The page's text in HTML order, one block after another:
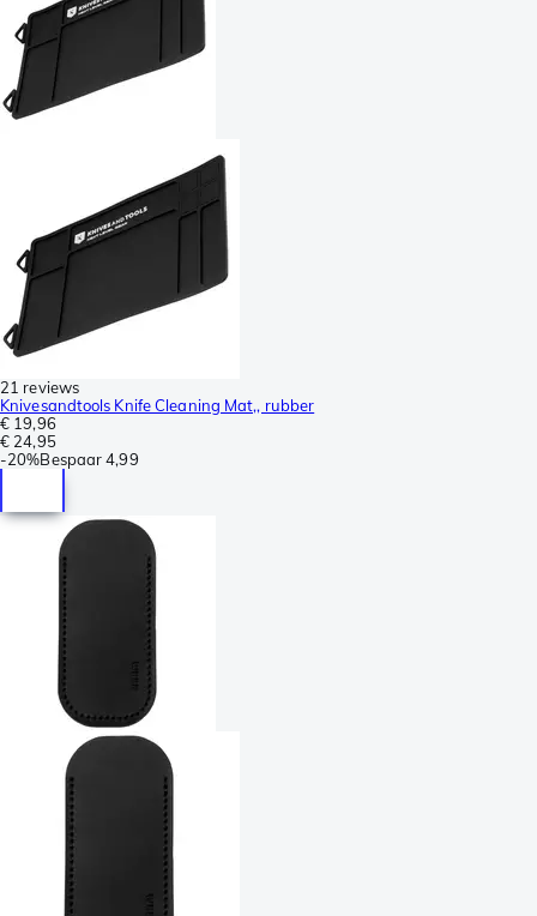
21 reviews
Knivesandtools Knife Cleaning Mat,, rubber
€ 19,96
€ 24,95
-20%Bespaar 4,99